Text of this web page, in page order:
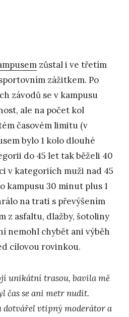
zůstal i ve třetím
zážitkem. Po
závodů se v kampusu
ale na počet kol
časovém limitu (v
bylo 1 kolo dlouhé
do 45 let tak běželi 40
v kategoriích muži nad 45
kampusu 30 minut plus 1
na trati s převýšením
z asfaltu, dlažby, šotoliny
nemohl chybět ani výběh
cílovou rovinkou.
unikátní trasou, bavila mě
čas se ani metr nudit.
dotvářel vtipný moderátor a